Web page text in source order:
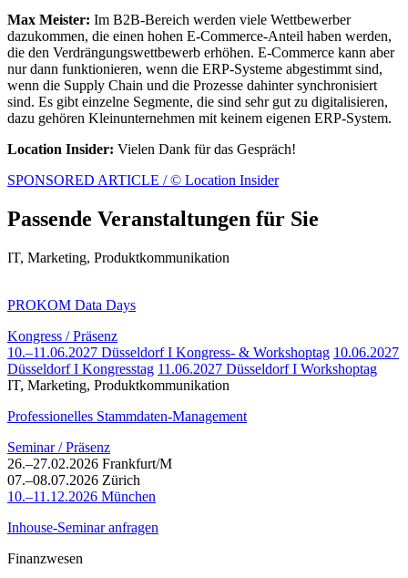
Max Meister: Im B2B-Bereich werden viele Wettbewerber
dazukommen, die einen hohen E-Commerce-Anteil haben werden,
die den Verdrängungswettbewerb erhöhen. E-Commerce kann aber
nur dann funktionieren, wenn die ERP-Systeme abgestimmt sind,
wenn die Supply Chain und die Prozesse dahinter synchronisiert
sind. Es gibt einzelne Segmente, die sind sehr gut zu digitalisieren,
dazu gehören Kleinunternehmen mit keinem eigenen ERP-System.
Location Insider: Vielen Dank für das Gespräch!
SPONSORED ARTICLE / © Location Insider
Passende Veranstaltungen für Sie
IT, Marketing, Produktkommunikation
PROKOM Data Days
Kongress / Präsenz
10.–11.06.2027 Düsseldorf I Kongress- & Workshoptag 10.06.2027
Düsseldorf I Kongresstag 11.06.2027 Düsseldorf I Workshoptag
IT, Marketing, Produktkommunikation
Professionelles Stammdaten-Management
Seminar / Präsenz
26.–27.02.2026 Frankfurt/M
07.–08.07.2026 Zürich
10.–11.12.2026 München
Inhouse-Seminar anfragen
Finanzwesen